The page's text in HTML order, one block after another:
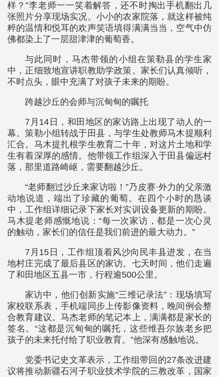
样？”李老师一一笑着解答，还不时掏出手机翻出几
张照片分享现场实况。小小的农家院落，就这样被纯
粹的温情和悦耳的欢声笑语填得满满当当，空气中仿
佛都染上了一层甜津津的葡萄香。
与此同时，马杰带领的小组在策勒县的学生家
中，正细致地宣讲职教助学政策。家长们认真倾听，
不时点头，眼中充满了对孩子未来的期盼。
跨越沙丘的会师与沉甸甸的嘱托
7月14日，和田地区的家访路上出现了动人的一
幕。策勒小组转战于田县，与学生处教师马木提顺利
汇合。马木提扎根学生教育二十年，对这片土地和学
生有着深厚的感情。他带领工作组深入于田县偏远村
落，那里道路崎岖，需要翻越沙丘。
“老师翻过沙丘来家访啦！”乃皮赛·外力的父亲激
动地说道，端出了珍藏的葡萄。在四个小时的恳谈
中，工作组详细记录下家长对实训设备更新的期盼。
马木提老师感慨地说：“每一次家访，都是一次心灵
的触动，家长们的信任是我们前进的最大动力。”
7月15日，工作组顶着风沙向民丰县进发，在当
地村庄完成了最后县区的家访。七天时间，他们走遍
了和田地区五县一市，行程逾500公里。
家访中，他们创新实施“三维记录法”：现场填写
家校联系表，手机端同步上传影像资料，晚间例会整
合教育建议。马杰老师的笔记本上，满满都是家长的
签名。“这都是沉甸甸的嘱托，这些维吾尔族老乡把
孩子的未来托付给了职业教育。”他深有感触地说。
党委书记史文革表示，工作组带回的27条改进建
议将推动新疆石河子职业技术学院的三教改革，国家